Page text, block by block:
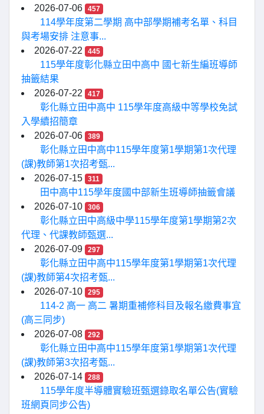
2026-07-06
457
114學年度第二學期 高中部學期補考名單、科目
與考場安排 注意事...
2026-07-22
445
115學年度彰化縣立田中高中 國七新生編班導師
抽籤結果
2026-07-22
417
彰化縣立田中高中 115學年度高級中等學校免試
入學續招簡章
2026-07-06
389
彰化縣立田中高中115學年度第1學期第1次代理
(課)教師第1次招考甄...
2026-07-15
311
田中高中115學年度國中部新生班導師抽籤會議
2026-07-10
306
彰化縣立田中高級中學115學年度第1學期第2次
代理、代課教師甄選...
2026-07-09
297
彰化縣立田中高中115學年度第1學期第1次代理
(課)教師第4次招考甄...
2026-07-10
295
114-2 高一 高二 暑期重補修科目及報名繳費事宜
(高三同步)
2026-07-08
292
彰化縣立田中高中115學年度第1學期第1次代理
(課)教師第3次招考甄...
2026-07-14
288
115學年度半導體實驗班甄選錄取名單公告(實驗
班網頁同步公告)